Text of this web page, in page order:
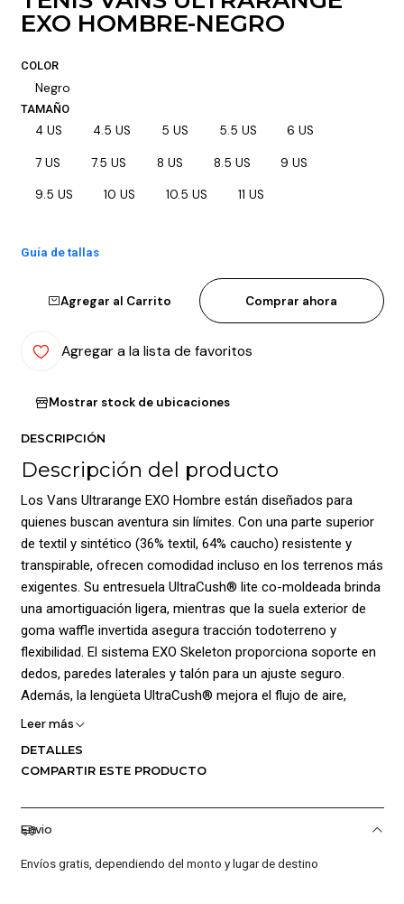
EXO HOMBRE-NEGRO
COLOR
Negro
TAMAÑO
4 US 4.5 US 5 US 5.5 US 6 US
7 US 7.5 US 8 US 8.5 US 9 US
9.5 US 10 US 10.5 US 11 US
Guía de tallas
Agregar al Carrito Comprar ahora
Agregar a la lista de favoritos
Mostrar stock de ubicaciones
DESCRIPCIÓN
Descripción del producto
Los Vans Ultrarange EXO Hombre están diseñados para
quienes buscan aventura sin límites. Con una parte superior
de textil y sintético (36% textil, 64% caucho) resistente y
transpirable, ofrecen comodidad incluso en los terrenos más
exigentes. Su entresuela UltraCush® lite co-moldeada brinda
una amortiguación ligera, mientras que la suela exterior de
goma waffle invertida asegura tracción todoterreno y
flexibilidad. El sistema EXO Skeleton proporciona soporte en
dedos, paredes laterales y talón para un ajuste seguro.
Además, la lengüeta UltraCush® mejora el flujo de aire,
manteniendo los pies frescos. Ideales para quienes viven en
¡Ventajas de Comprar en Pacific Sport Colombia!:
Calidad Garantizada.
Distribuidores Autorizados.
Confianza Total.
Leer más
DETALLES
COMPARTIR ESTE PRODUCTO
Envio
Envíos gratis, dependiendo del monto y lugar de destino